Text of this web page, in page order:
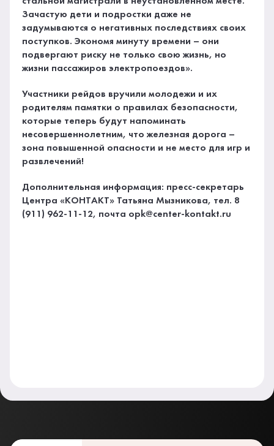
Зачастую дети и подростки даже не
задумываются о негативных последствиях своих
поступков. Экономя минуту времени – они
подвергают риску не только свою жизнь, но
жизни пассажиров электропоездов».
Участники рейдов вручили молодежи и их
родителям памятки о правилах безопасности,
которые теперь будут напоминать
несовершеннолетним, что железная дорога –
зона повышенной опасности и не место для игр и
развлечений!
Дополнительная информация: пресс-секретарь
Центра «КОНТАКТ» Татьяна Мызникова, тел. 8
(911) 962-11-12, почта opk@center-kontakt.ru